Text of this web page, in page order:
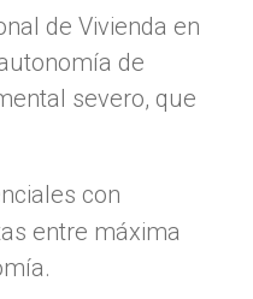
de Vivienda en
de
severo, que
con
entre máxima